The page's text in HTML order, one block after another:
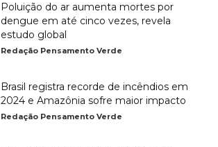
Poluição do ar aumenta mortes por
dengue em até cinco vezes, revela
estudo global
Redação Pensamento Verde
Brasil registra recorde de incêndios em
2024 e Amazônia sofre maior impacto
Redação Pensamento Verde